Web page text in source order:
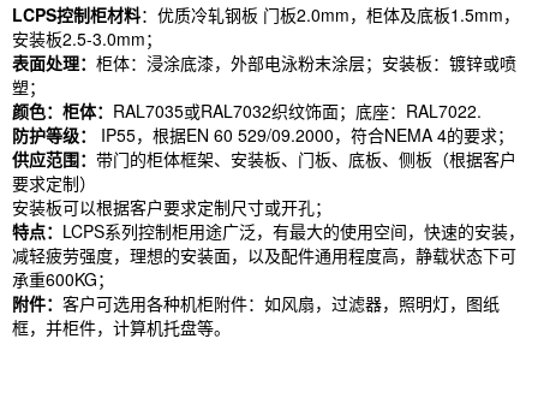
LCPS控制柜材料：优质冷轧钢板 门板2.0mm，柜体及底板1.5mm，
安装板2.5-3.0mm；
表面处理： 柜体：浸涂底漆，外部电泳粉末涂层；安装板：镀锌或喷
塑；
颜色：柜体： RAL7035或RAL7032织纹饰面；底座：RAL7022.
防护等级：
IP55，根据EN 60 529/09.2000，符合NEMA 4的要求；
供应范围： 带门的柜体框架、安装板、门板、底板、侧板（根据客户
要求定制）
安装板可以根据客户要求定制尺寸或开孔；
特点： LCPS系列控制柜用途广泛，有最大的使用空间，快速的安装，
减轻疲劳强度，理想的安装面，以及配件通用程度高，静载状态下可
承重600KG；
附件： 客户可选用各种机柜附件：如风扇，过滤器，照明灯，图纸
框，并柜件，计算机托盘等。